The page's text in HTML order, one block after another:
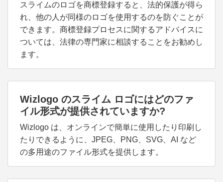
スライムのロゴを商標登録すると、法的保護が得ら
れ、他の人が同様のロゴを使用するのを防ぐことが
できます。商標登録プロセスに関するアドバイスに
ついては、法律の専門家に相談することをお勧めし
ます。
Wizlogo のスライム ロゴにはどのファ
イル形式が提供されていますか?
Wizlogo は、オンラインで簡単に使用したり印刷し
たりできるように、JPEG、PNG、SVG、AI など
の多用途のファイル形式を提供します。